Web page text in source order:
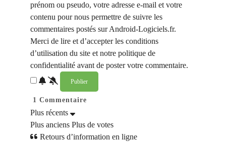
prénom ou pseudo, votre adresse e-mail et votre
contenu pour nous permettre de suivre les
commentaires postés sur Android-Logiciels.fr.
Merci de lire et d’accepter les conditions
d’utilisation du site et notre politique de
confidentialité avant de poster votre commentaire.
1 Commentaire
Plus récents
Plus anciens Plus de votes
Retours d’information en ligne